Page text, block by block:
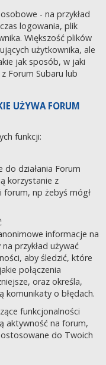
- na przykład
logowania, plik
Większość plików
użytkownika, ale
jak sposób, w jaki
Forum Subaru lub
UŻYWA FORUM
funkcji:
do działania Forum
korzystanie z
forum, np żebyś mógł
informacje na
przykład używać
aby śledzić, które
połączenia
oraz określa,
komunikaty o błędach.
funkcjonalności
aktywność na forum,
do Twoich